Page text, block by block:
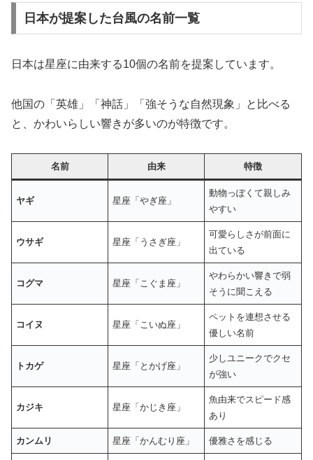
日本が提案した台風の名前一覧
日本は星座に由来する10個の名前を提案しています。
他国の「英雄」「神話」「強そうな自然現象」と比べる
と、かわいらしい響きが多いのが特徴です。
名前 由来 特徴
ヤギ 星座「やぎ座」
動物っぽくて親しみ
やすい
ウサギ 星座「うさぎ座」
可愛らしさが前面に
出ている
コグマ 星座「こぐま座」
やわらかい響きで弱
そうに聞こえる
コイヌ 星座「こいぬ座」
ペットを連想させる
優しい名前
トカゲ 星座「とかげ座」
少しユニークでクセ
が強い
カジキ 星座「かじき座」
魚由来でスピード感
あり
カンムリ 星座「かんむり座」 優雅さを感じる